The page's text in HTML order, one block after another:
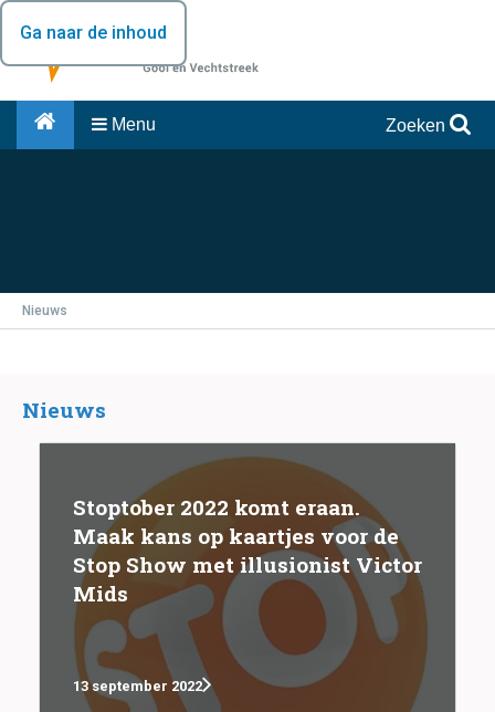
Ga naar de inhoud
Menu Zoeken
Nieuws
Nieuws
Stoptober 2022 komt eraan.
Maak kans op kaartjes voor de
Stop Show met illusionist Victor
Mids
13 september 2022